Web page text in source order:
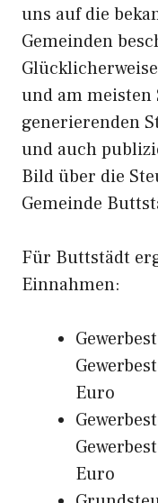
uns auf die
Gemeinden
und am
generierenden
und auch
Bild über die
Gemeinde
Für Buttstädt
Einnahmen:
Euro
Euro